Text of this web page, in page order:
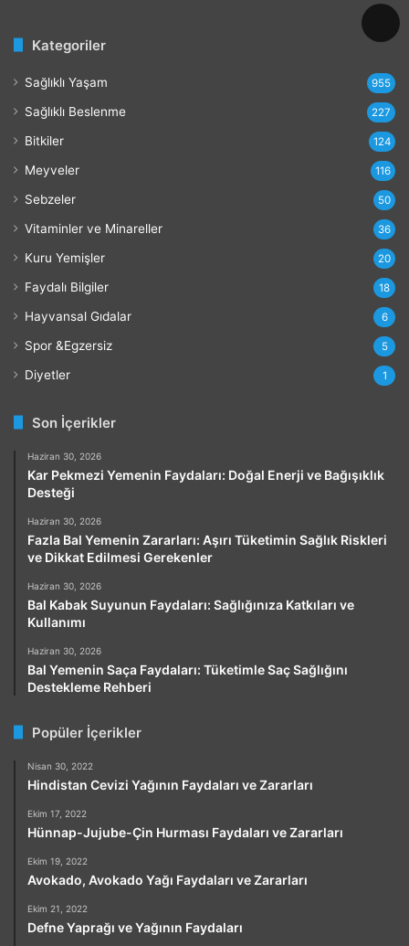
Kategoriler
Sağlıklı Yaşam 955
Sağlıklı Beslenme 227
Bitkiler 124
Meyveler 116
Sebzeler 50
Vitaminler ve Minareller 36
Kuru Yemişler 20
Faydalı Bilgiler 18
Hayvansal Gıdalar 6
Spor &Egzersiz 5
Diyetler 1
Son İçerikler
Haziran 30, 2026
Kar Pekmezi Yemenin Faydaları: Doğal Enerji ve Bağışıklık
Desteği
Haziran 30, 2026
Fazla Bal Yemenin Zararları: Aşırı Tüketimin Sağlık Riskleri
ve Dikkat Edilmesi Gerekenler
Haziran 30, 2026
Bal Kabak Suyunun Faydaları: Sağlığınıza Katkıları ve
Kullanımı
Haziran 30, 2026
Bal Yemenin Saça Faydaları: Tüketimle Saç Sağlığını
Destekleme Rehberi
Popüler İçerikler
Nisan 30, 2022
Hindistan Cevizi Yağının Faydaları ve Zararları
Ekim 17, 2022
Hünnap-Jujube-Çin Hurması Faydaları ve Zararları
Ekim 19, 2022
Avokado, Avokado Yağı Faydaları ve Zararları
Ekim 21, 2022
Defne Yaprağı ve Yağının Faydaları